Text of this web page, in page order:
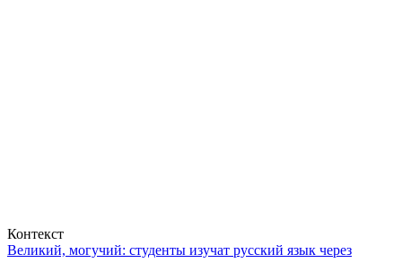
Контекст
Великий, могучий: студенты изучат русский язык через